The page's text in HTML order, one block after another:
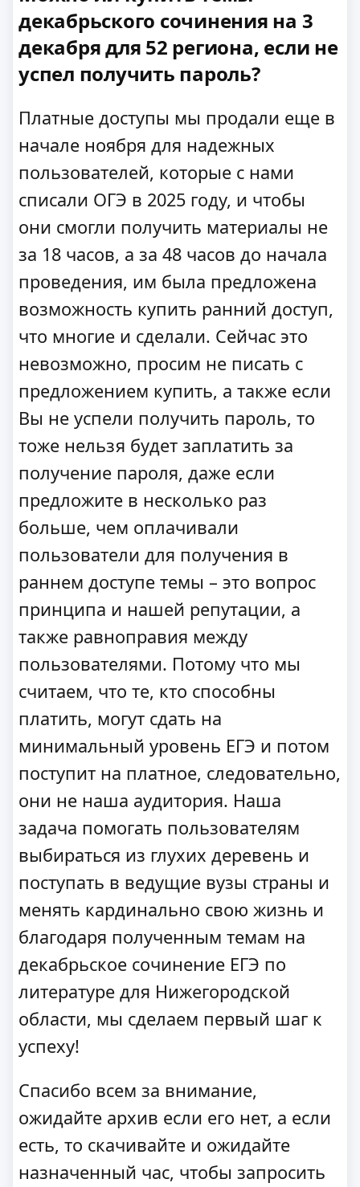
декабрьского сочинения на 3
декабря для 52 региона, если не
успел получить пароль?
Платные доступы мы продали еще в
начале ноября для надежных
пользователей, которые с нами
списали ОГЭ в 2025 году, и чтобы
они смогли получить материалы не
за 18 часов, а за 48 часов до начала
проведения, им была предложена
возможность купить ранний доступ,
что многие и сделали. Сейчас это
невозможно, просим не писать с
предложением купить, а также если
Вы не успели получить пароль, то
тоже нельзя будет заплатить за
получение пароля, даже если
предложите в несколько раз
больше, чем оплачивали
пользователи для получения в
раннем доступе темы – это вопрос
принципа и нашей репутации, а
также равноправия между
пользователями. Потому что мы
считаем, что те, кто способны
платить, могут сдать на
минимальный уровень ЕГЭ и потом
поступит на платное, следовательно,
они не наша аудитория. Наша
задача помогать пользователям
выбираться из глухих деревень и
поступать в ведущие вузы страны и
менять кардинально свою жизнь и
благодаря полученным темам на
декабрьское сочинение ЕГЭ по
литературе для Нижегородской
области, мы сделаем первый шаг к
успеху!
Спасибо всем за внимание,
ожидайте архив если его нет, а если
есть, то скачивайте и ожидайте
назначенный час, чтобы запросить